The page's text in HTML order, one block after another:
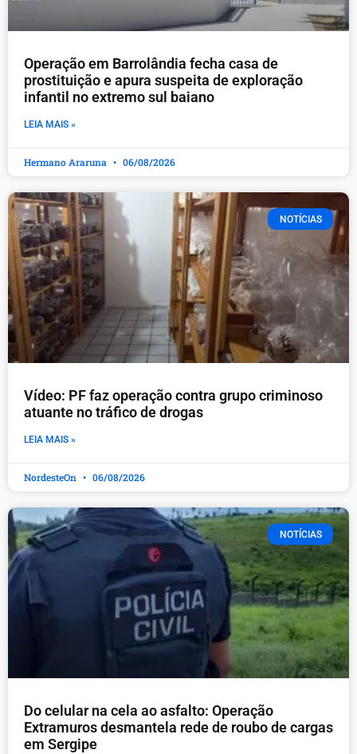
Operação em Barrolândia fecha casa de
prostituição e apura suspeita de exploração
infantil no extremo sul baiano
LEIA MAIS »
Hermano Araruna 06/08/2026
NOTÍCIAS
Vídeo: PF faz operação contra grupo criminoso
atuante no tráfico de drogas
LEIA MAIS »
NordesteOn 06/08/2026
NOTÍCIAS
Do celular na cela ao asfalto: Operação
Extramuros desmantela rede de roubo de cargas
em Sergipe